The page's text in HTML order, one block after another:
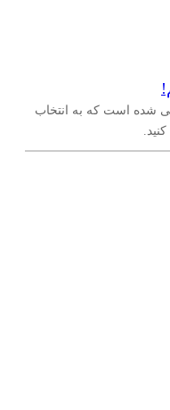
شده است که به انتخاب